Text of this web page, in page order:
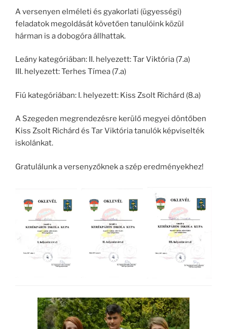
A versenyen elméleti és gyakorlati (ügyességi)
feladatok megoldását követően tanulóink közül
hárman is a dobogóra állhattak.
Leány kategóriában: II. helyezett: Tar Viktória (7.a)
III. helyezett: Terhes Tímea (7.a)
Fiú kategóriában: I. helyezett: Kiss Zsolt Richárd (8.a)
A Szegeden megrendezésre kerülő megyei döntőben
Kiss Zsolt Richárd és Tar Viktória tanulók képviselték
iskolánkat.
Gratulálunk a versenyzőknek a szép eredményekhez!